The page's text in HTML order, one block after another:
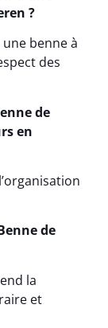
?
benne à
des
de
en
de
la
et